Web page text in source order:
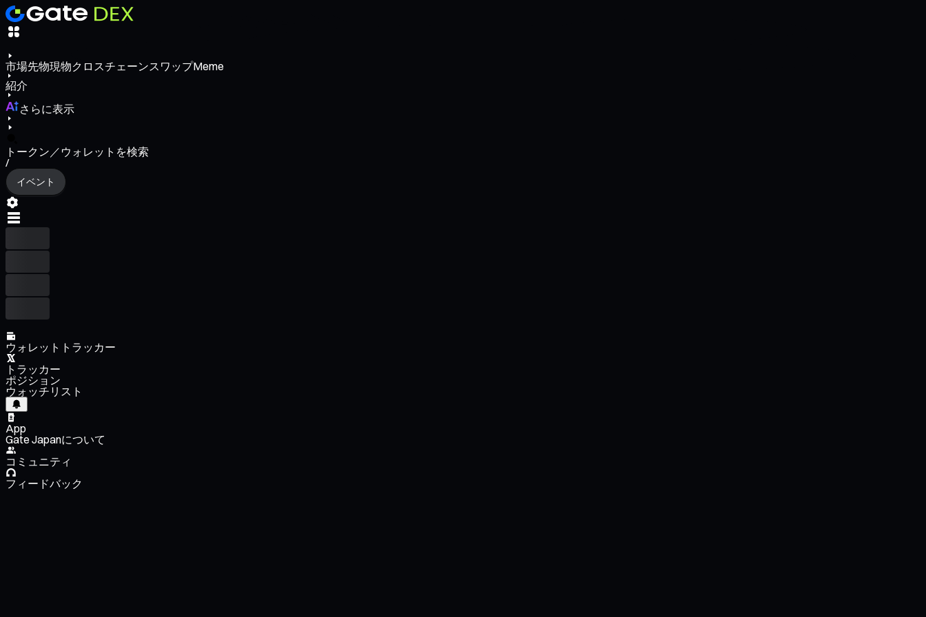
市場先物現物クロスチェーンスワップMeme
紹介
さらに表示
トークン／ウォレットを検索
/
イベント
ウォレットトラッカー
トラッカー
ポジション
ウォッチリスト
App
Gate Japanについて
コミュニティ
フィードバック